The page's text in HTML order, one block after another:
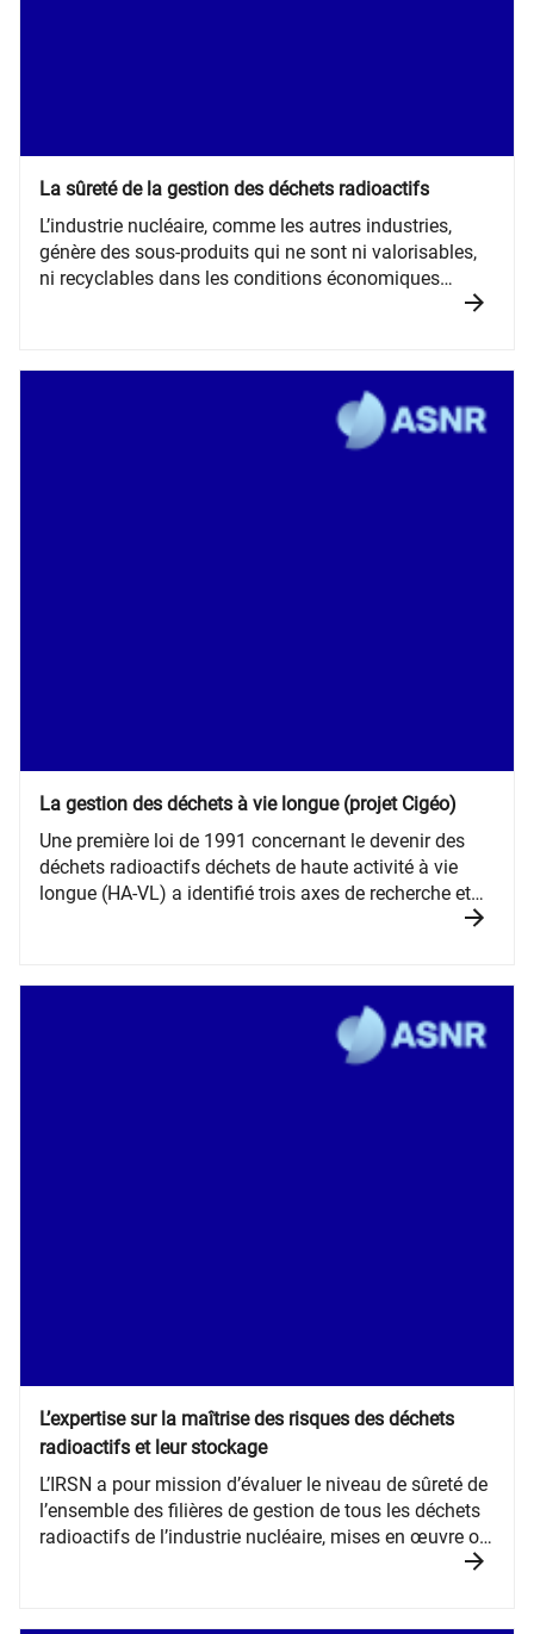
La sûreté de la gestion des déchets radioactifs
​​​​​​​L’industrie nucléaire, comme les autres industries,
génère des sous-produits qui ne sont ni valorisables,
ni recyclables dans les conditions économiques
La gestion des déchets à vie longue (projet Cigéo)
Une première loi de 1991 concernant le devenir des
déchets radioactifs déchets de haute activité à vie
longue (HA-VL) a identifié trois axes de recherche et
d’études, lesquels ont été confirmés dans la nouvelle
L’expertise sur la maîtrise des risques des déchets
radioactifs et leur stockage
​L’IRSN a pour mission d’évaluer le niveau de sûreté de
l’ensemble des filières de gestion de tous les déchets
radioactifs de l’industrie nucléaire, mises en œuvre ou